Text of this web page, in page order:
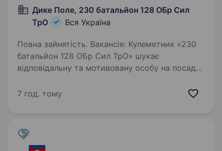
Дике Поле, 230 батальйон 128 ОБр Сил
ТрО
Вся Україна
Повна зайнятість. Вакансія: Кулеметник «230
батальйон 128 ОБр Сил ТрО» шукає
відповідальну та мотивовану особу на посаду
та захист у нашому регіоні. Обов’язки:
7 год. тому